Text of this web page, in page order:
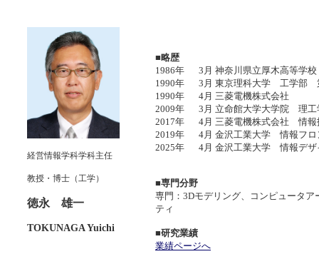
経営情報学科学科主任
教授・博士（工学）
徳永 雄一
TOKUNAGA Yuichi
■略歴
1986年
3月 神奈川県立厚木高等学
1990年
3月 東京理科大学 工学部
1990年
4月 三菱電機株式会社
2009年
3月 立命館大学大学院 理
2017年
4月 三菱電機株式会社 情
2019年
4月 金沢工業大学 情報フ
2025年
4月 金沢工業大学 情報デ
■専門分野
専門：3Dモデリング、コンピュータ
ティ
■研究業績
業績ページへ